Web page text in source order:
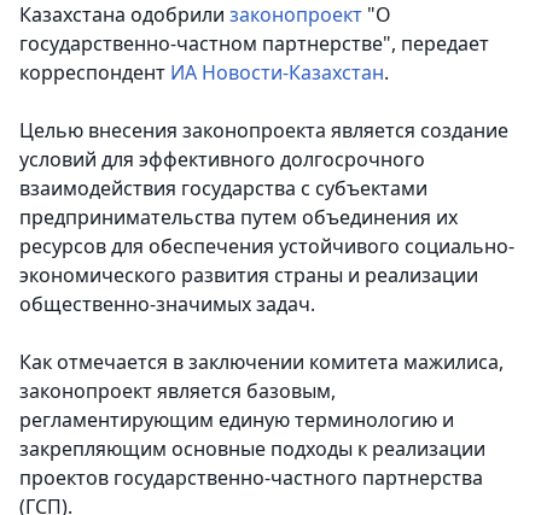
Казахстана одобрили законопроект "О
государственно-частном партнерстве", передает
корреспондент ИА Новости-Казахстан.
Целью внесения законопроекта является создание
условий для эффективного долгосрочного
взаимодействия государства с субъектами
предпринимательства путем объединения их
ресурсов для обеспечения устойчивого социально-
экономического развития страны и реализации
общественно-значимых задач.
Как отмечается в заключении комитета мажилиса,
законопроект является базовым,
регламентирующим единую терминологию и
закрепляющим основные подходы к реализации
проектов государственно-частного партнерства
(ГСП).